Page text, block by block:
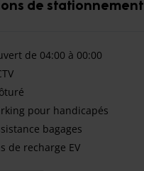
de stationnement
de 04:00 à 00:00
pour handicapés
bagages
de recharge EV